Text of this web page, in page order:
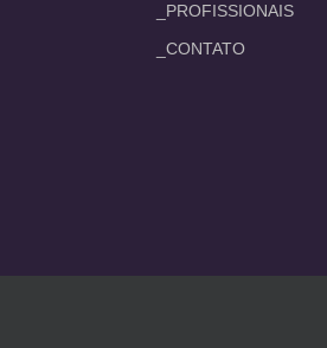
_PROFISSIONAIS
_CONTATO